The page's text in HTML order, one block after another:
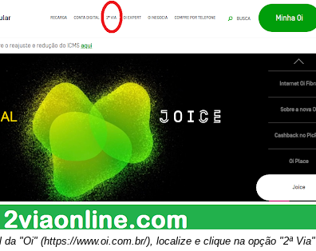
da "Oi" (https://www.oi.com.br/), localize e clique na opção "2ª Via"